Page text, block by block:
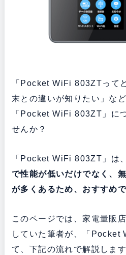
「Pocket WiFi 803ZTって
末との違いが知りたい」な
「Pocket WiFi 803ZT」に
せんか？
「Pocket WiFi 803ZT」は
で性能が低いだけでなく、
が多くあるため、おすすめで
このページでは、家電量販
していた筆者が、「Pocket
て、下記の流れで解説します